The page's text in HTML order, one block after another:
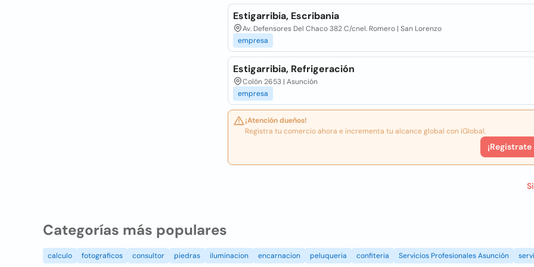
Estigarribia, Escribania
Av. Defensores Del Chaco 382 C/cnel. Romero | San Lorenzo
empresa
Estigarribia, Refrigeración
Colón 2653 | Asunción
empresa
¡Atención dueños!
Registra tu comercio ahora e incrementa tu alcance global con iGlobal.
¡Registrate
Categorías más populares
calculo fotograficos consultor piedras iluminacion encarnacion peluqueria confiteria Servicios Profesionales Asunción